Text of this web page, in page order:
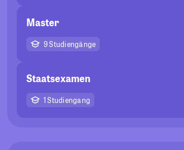
Master
9 Studiengänge
Staatsexamen
1 Studiengang